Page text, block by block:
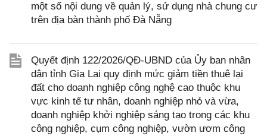
một số nội dung về quản lý, sử dụng nhà chung cư
trên địa bàn thành phố Đà Nẵng
Quyết định 122/2026/QĐ-UBND của Ủy ban nhân
dân tỉnh Gia Lai quy định mức giảm tiền thuê lại
đất cho doanh nghiệp công nghệ cao thuộc khu
vực kinh tế tư nhân, doanh nghiệp nhỏ và vừa,
doanh nghiệp khởi nghiệp sáng tạo trong các khu
công nghiệp, cụm công nghiệp, vườn ươm công